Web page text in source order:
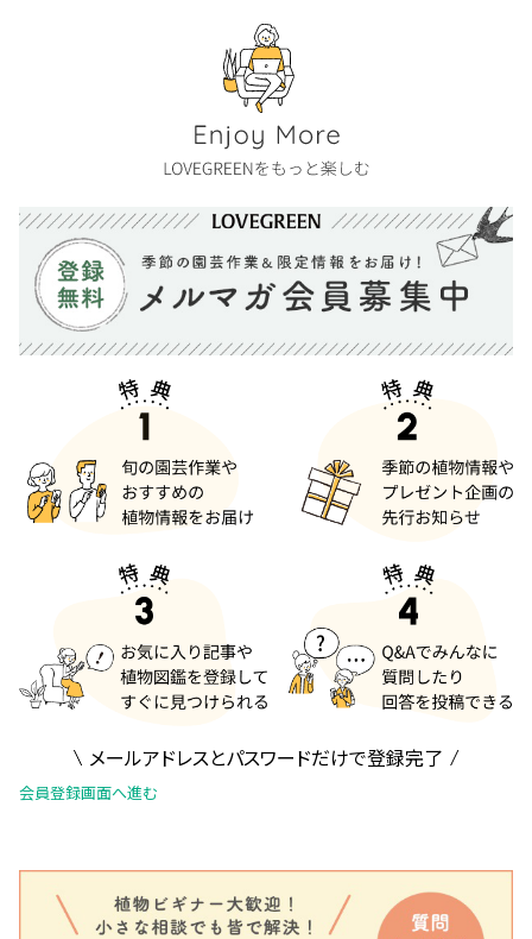
メールアドレスとパスワードだけで登録完了
会員登録画面へ進む